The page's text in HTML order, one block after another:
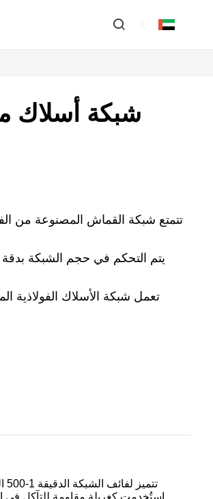
شبكة أسلاك من
استُخدمت كغربلة مقاومة للتآكل في